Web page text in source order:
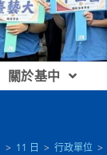
關於基中
> 11 日 > 行政單位 >